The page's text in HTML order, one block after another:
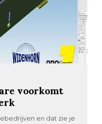
voorkomt
en dat zie je